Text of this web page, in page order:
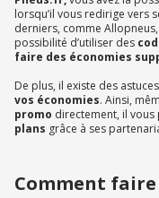
lorsqu’il vous redirige vers
derniers, comme
possibilité d’utiliser des
faire des économies
De plus, il existe des
vos économies. Ainsi,
promo directement, il
plans grâce à ses
Comment faire